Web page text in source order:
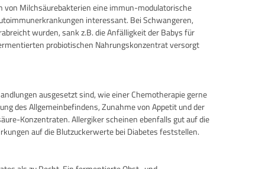
Milchsäurebakterien eine immun-modulatorische
interessant. Bei Schwangeren,
wurden, sank z.B. die Anfälligkeit der Babys für
probiotischen Nahrungskonzentrat versorgt
ausgesetzt sind, wie einer Chemotherapie gerne
des Allgemeinbefindens, Zunahme von Appetit und der
Konzentraten. Allergiker scheinen ebenfalls gut auf die
auf die Blutzuckerwerte bei Diabetes feststellen.